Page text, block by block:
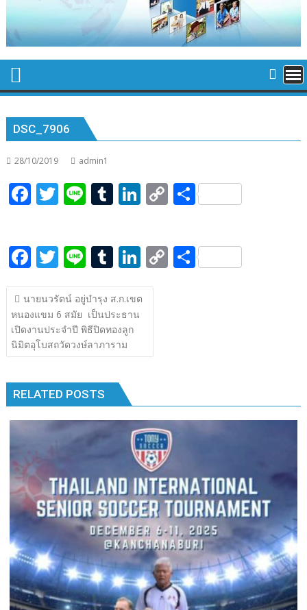
DSC_7906
28/10/2019 admin1
F
b
o
o
k
T
er
Li T
bl
r
Li
e
dI
n
C
y
S
e
F
ac
e
b
o
o
k
T
w
itt
er
Li
n
e
T
u
m
bl
r
Li
n
k
n
C S
แนะแนว
เรื่อง
นายนวรัตน์ อยู่บำรุง ส.ก.เขต
หนองแขม 6 สมัย เป็นประธาน
เปิดงานประจำปี พิธีปิดทองลูก
นิมิตอุโบสถวัดวงษ์ลาภาราม
RELATED POSTS